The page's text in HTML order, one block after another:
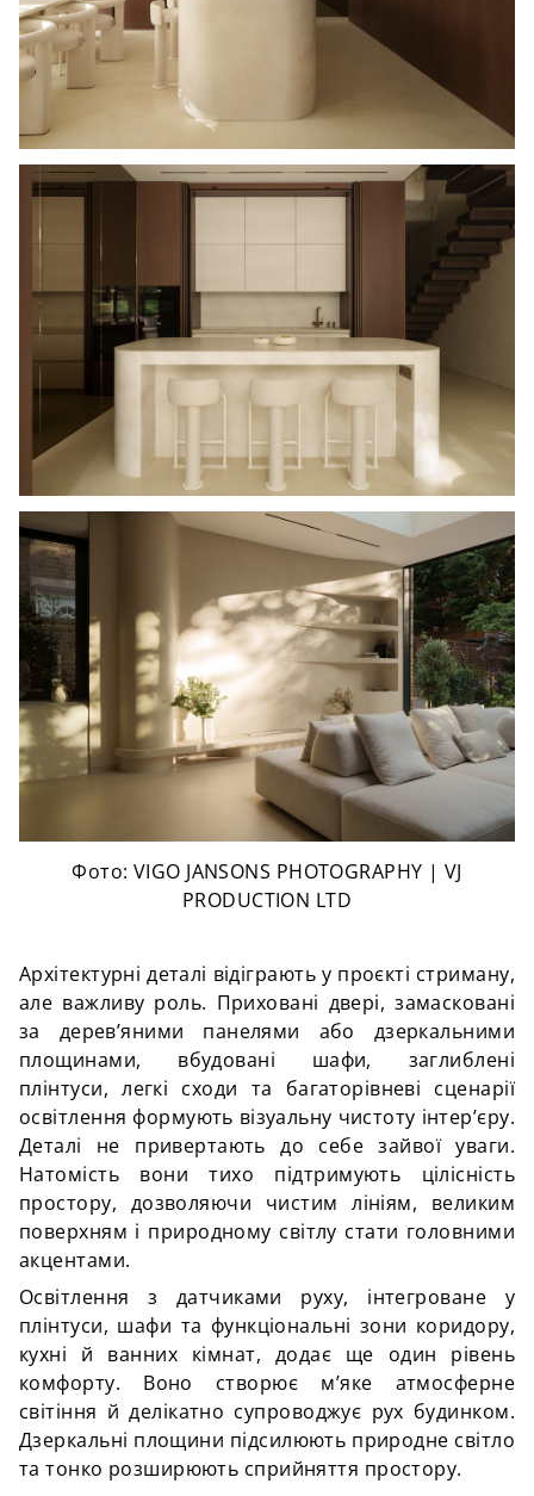
Фото: VIGO JANSONS PHOTOGRAPHY | VJ
PRODUCTION LTD
Архітектурні деталі відіграють у проєкті стриману,
але важливу роль. Приховані двері, замасковані
за дерев’яними панелями або дзеркальними
площинами, вбудовані шафи, заглиблені
плінтуси, легкі сходи та багаторівневі сценарії
освітлення формують візуальну чистоту інтер’єру.
Деталі не привертають до себе зайвої уваги.
Натомість вони тихо підтримують цілісність
простору, дозволяючи чистим лініям, великим
поверхням і природному світлу стати головними
акцентами.
Освітлення з датчиками руху, інтегроване у
плінтуси, шафи та функціональні зони коридору,
кухні й ванних кімнат, додає ще один рівень
комфорту. Воно створює м’яке атмосферне
світіння й делікатно супроводжує рух будинком.
Дзеркальні площини підсилюють природне світло
та тонко розширюють сприйняття простору.